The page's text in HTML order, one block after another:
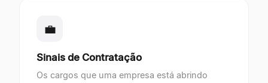
💼
Sinais de Contratação
Os cargos que uma empresa está abrindo